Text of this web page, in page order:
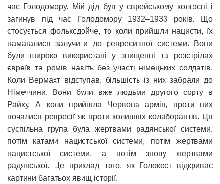
час Голодомору. Мій дід був у єврейському колгоспі і
загинув під час Голодомору 1932–1933 років. Що
стосується фольксдойче, то коли прийшли нацисти, їх
намагалися залучити до репресивної системи. Вони
були широко використані у знищенні та розстрілах
євреїв та ромів навіть без участі німецьких солдатів.
Коли Вермахт відступав, більшість із них забрали до
Німеччини. Вони були вже людьми другого сорту в
Райху. А коли прийшла Червона армія, проти них
почалися репресії як проти колишніх колаборантів. Ця
суспільна група була жертвами радянської системи,
потім катами нацистської системи, потім жертвами
нацистської системи, а потім знову жертвами
радянської. Це приклад того, як Голокост відкриває
картини багатьох явищ історії.